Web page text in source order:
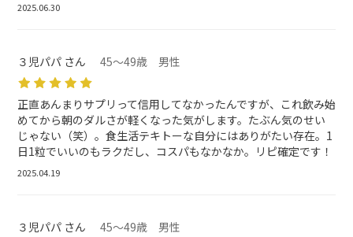
2025.06.30
３児パパ さん 45～49歳 男性
正直あんまりサプリって信用してなかったんですが、これ飲み始
めてから朝のダルさが軽くなった気がします。たぶん気のせい
じゃない（笑）。食生活テキトーな自分にはありがたい存在。1
日1粒でいいのもラクだし、コスパもなかなか。リピ確定です！
2025.04.19
３児パパ さん 45～49歳 男性